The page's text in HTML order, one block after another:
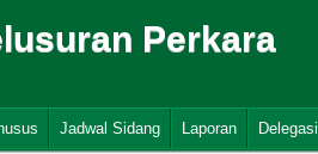
Perkara
Jadwal Sidang Laporan Delegasi